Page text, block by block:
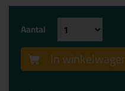
Aantal
In